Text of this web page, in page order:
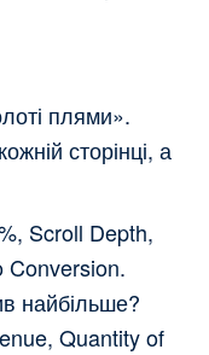
плями».
сторінці, а
Scroll Depth,
Conversion.
найбільше?
Quantity of